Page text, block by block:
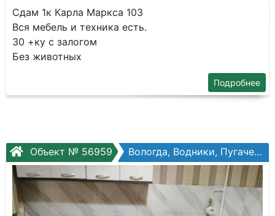
Сдам 1к Карла Маркса 103
Вся мебель и техника есть.
30 +ку с залогом
Без животных
Подробнее
Объект № 56959 Вологда, Водники, Пугачева ул, №87а